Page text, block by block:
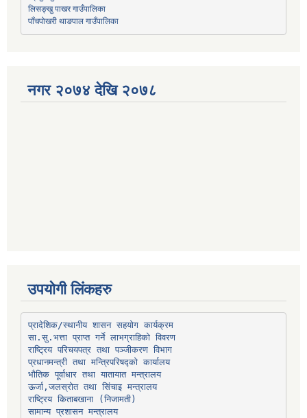
लिसङ्खु पाखर गाउँपालिका
पाँचपोखरी थाङपाल गाउँपालिका
नगर २०७४ देखि २०७८
उपयोगी लिंकहरु
प्रादेशिक/स्थानीय शासन सहयोग कार्यक्रम
सा.सु.भत्ता प्राप्त गर्ने लाभग्राहिको विवरण
राष्ट्रिय परिचयपत्र तथा पञ्‍जीकरण विभाग
प्रधानमन्त्री तथा मन्त्रिपरिषद्को कार्यालय
भौतिक पूर्वाधार तथा यातायात मन्त्रालय
ऊर्जा,जलस्रोत तथा सिंचाइ मन्त्रालय
सामान्य प्रशासन मन्त्रालय